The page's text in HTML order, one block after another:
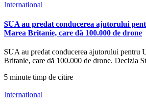
International
SUA au predat conducerea ajutorului
Marea Britanie, care dă 100.000 de drone
SUA au predat conducerea ajutorului pentru
Britanie, care dă 100.000 de drone. Decizia
5 minute timp de citire
International